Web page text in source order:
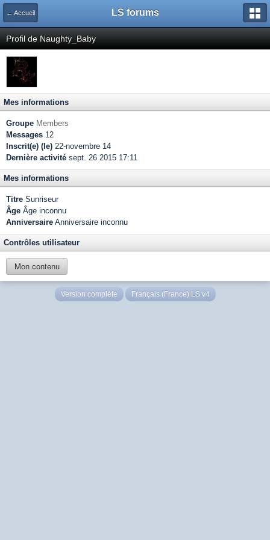
← Accueil LS forums
Profil de Naughty_Baby
Mes informations
Groupe Members
Messages 12
Inscrit(e) (le) 22-novembre 14
Dernière activité sept. 26 2015 17:11
Mes informations
Titre Sunriseur
Âge Âge inconnu
Anniversaire Anniversaire inconnu
Contrôles utilisateur
Mon contenu
Version complète Français (France) LS v4